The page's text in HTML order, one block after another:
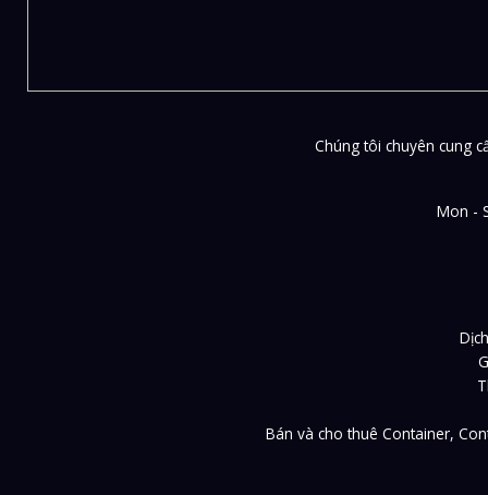
Chúng tôi chuyên cung
Mon -
Bán và cho thuê Container,